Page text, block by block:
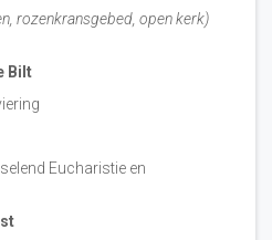
rozenkransgebed, open kerk)
Bilt
Eucharistie en